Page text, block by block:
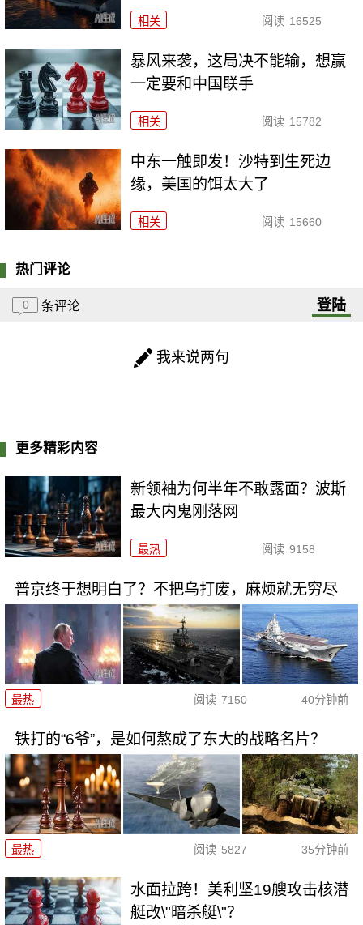
相关 阅读 16525
暴风来袭，这局决不能输，想赢
一定要和中国联手
相关 阅读 15782
中东一触即发！沙特到生死边
缘，美国的饵太大了
相关 阅读 15660
热门评论
0 条评论 登陆
我来说两句
更多精彩内容
新领袖为何半年不敢露面？波斯
最大内鬼刚落网
最热 阅读 9158
普京终于想明白了？不把乌打废，麻烦就无穷尽
最热 阅读 7150 40分钟前
铁打的“6爷”，是如何熬成了东大的战略名片？
最热 阅读 5827 35分钟前
水面拉跨！美利坚19艘攻击核潜
艇改\"暗杀艇\"？